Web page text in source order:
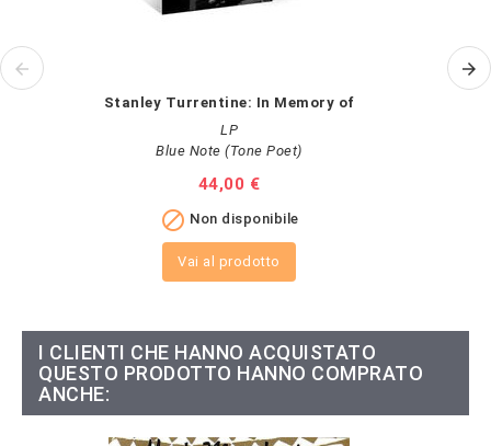
Stanley Turrentine: In Memory of
LP
Blue Note (Tone Poet)
Prezzo
44,00 €
 Non disponibile
Vai al prodotto
I CLIENTI CHE HANNO ACQUISTATO
QUESTO PRODOTTO HANNO COMPRATO
ANCHE: